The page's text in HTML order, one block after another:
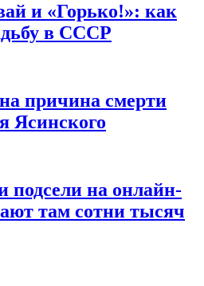
и «Горько!»: как
в СССР
причина смерти
Ясинского
подсели на онлайн-
там сотни тысяч